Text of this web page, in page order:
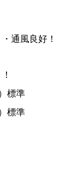
風良好！
標準
標準